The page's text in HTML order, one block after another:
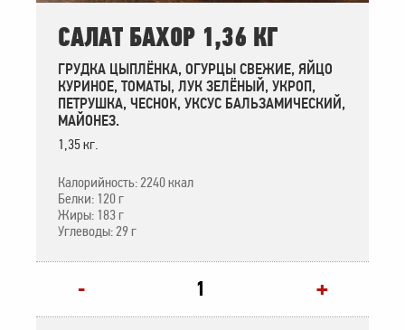
САЛАТ БАХОР 1,36 КГ
ГРУДКА ЦЫПЛЁНКА, ОГУРЦЫ СВЕЖИЕ, ЯЙЦО
КУРИНОЕ, ТОМАТЫ, ЛУК ЗЕЛЁНЫЙ, УКРОП,
ПЕТРУШКА, ЧЕСНОК, УКСУС БАЛЬЗАМИЧЕСКИЙ,
МАЙОНЕЗ.
1,35 кг.
Калорийность: 2240 ккал
Белки: 120 г
Жиры: 183 г
Углеводы: 29 г
- +